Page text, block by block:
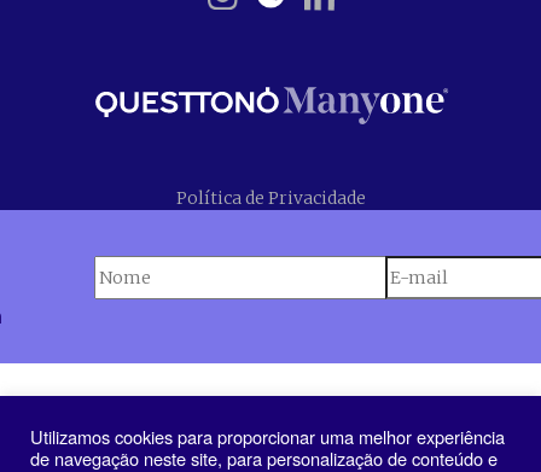
Política de Privacidade
Utilizamos cookies para proporcionar uma melhor experiência
de navegação neste site, para personalização de conteúdo e